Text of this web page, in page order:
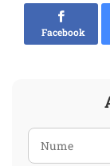
Facebook